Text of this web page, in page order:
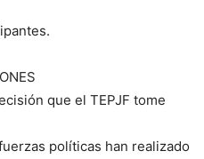
que el TEPJF tome
políticas han realizado